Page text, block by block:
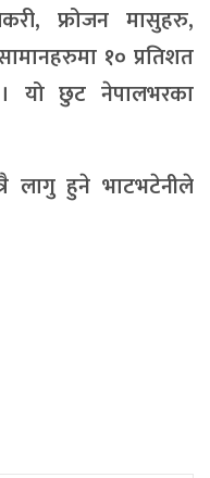
फ्रोजन मासुहरु,
१० प्रतिशत
यो छुट नेपालभरका
लागु हुने भाटभटेनीले